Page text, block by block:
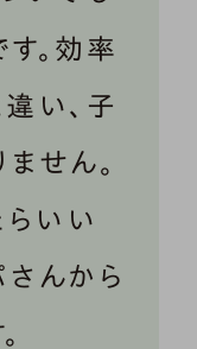
。効率
い、子
せん。
らいい
んから